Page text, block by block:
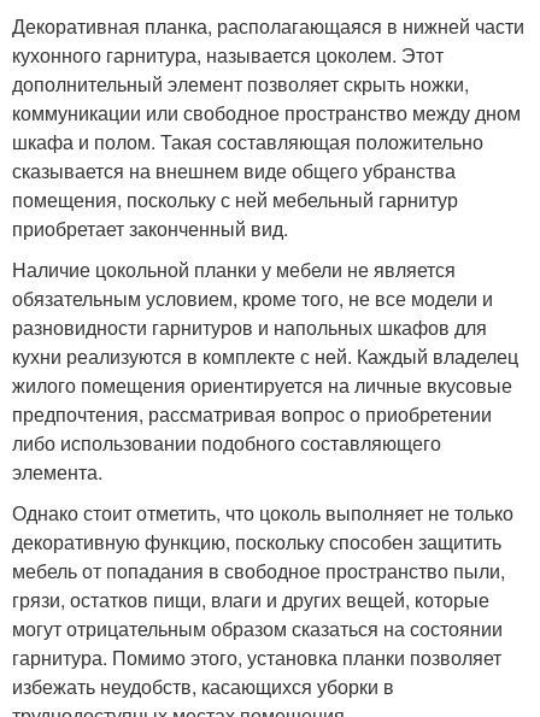
Декоративная планка, располагающаяся в нижней части
кухонного гарнитура, называется цоколем. Этот
дополнительный элемент позволяет скрыть ножки,
коммуникации или свободное пространство между дном
шкафа и полом. Такая составляющая положительно
сказывается на внешнем виде общего убранства
помещения, поскольку с ней мебельный гарнитур
приобретает законченный вид.
Наличие цокольной планки у мебели не является
обязательным условием, кроме того, не все модели и
разновидности гарнитуров и напольных шкафов для
кухни реализуются в комплекте с ней. Каждый владелец
жилого помещения ориентируется на личные вкусовые
предпочтения, рассматривая вопрос о приобретении
либо использовании подобного составляющего
элемента.
Однако стоит отметить, что цоколь выполняет не только
декоративную функцию, поскольку способен защитить
мебель от попадания в свободное пространство пыли,
грязи, остатков пищи, влаги и других вещей, которые
могут отрицательным образом сказаться на состоянии
гарнитура. Помимо этого, установка планки позволяет
избежать неудобств, касающихся уборки в